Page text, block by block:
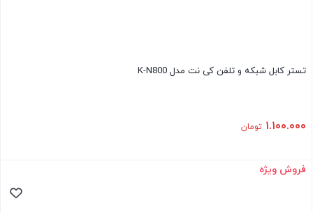
تستر کابل شبکه و تلفن کی نت مدل K-N800
۱.۱۰۰.۰۰۰ تومان
فروش ویژه